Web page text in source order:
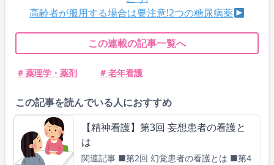
高齢者が服用する場合は要注意!2つの糖尿病薬
この連載の記事一覧へ
# 薬理学・薬剤 # 老年看護
この記事を読んでいる人におすすめ
【精神看護】第3回 妄想患者の看護と
は
関連記事 ■第2回 幻覚患者の看護とは ■第4